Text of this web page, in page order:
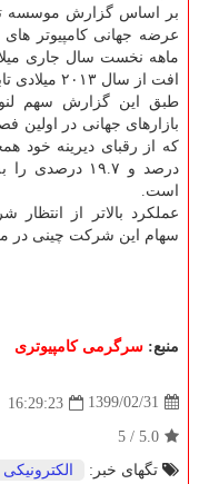
بر اساس گزارش موسسه
عرضه جهانی کامپیوتر
افت از سال ۲۰۱۳ میلادی تابحال بشمار می رود.
طبق این گزارش سهم
درصد و ۱۹.۷
است.
سهام این شرکت چینی در
منبع: سرگرمی كامپیوتری
1399/02/31
16:29:23
5.0
/
5
تگهای خبر:
الكترونیكی